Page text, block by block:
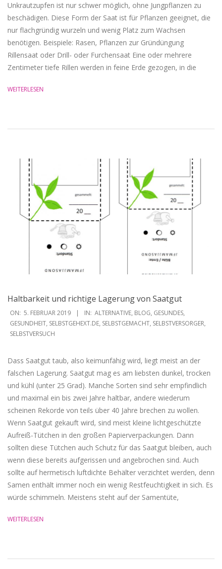
Unkrautzupfen ist nur schwer möglich, ohne Jungpflanzen zu
beschädigen. Diese Form der Saat ist für Pflanzen geeignet, die
nur flachgründig wurzeln und wenig Platz zum Wachsen
benötigen. Beispiele: Rasen, Pflanzen zur Gründüngung
Rillensaat oder Drill- oder Furchensaat Eine oder mehrere
Zentimeter tiefe Rillen werden in feine Erde gezogen, in die
WEITERLESEN
Haltbarkeit und richtige Lagerung von Saatgut
2019-
02-
05
ON: 5. FEBRUAR 2019 IN: ALTERNATIVE, BLOG, GESUNDES,
GESUNDHEIT, SELBSTGEHEXT.DE, SELBSTGEMACHT, SELBSTVERSORGER,
SELBSTVERSUCH
Dass Saatgut taub, also keimunfähig wird, liegt meist an der
falschen Lagerung. Saatgut mag es am liebsten dunkel, trocken
und kühl (unter 25 Grad). Manche Sorten sind sehr empfindlich
und maximal ein bis zwei Jahre haltbar, andere wiederum
scheinen Rekorde von teils über 40 Jahre brechen zu wollen.
Wenn Saatgut gekauft wird, sind meist kleine lichtgeschützte
Aufreiß-Tütchen in den großen Papierverpackungen. Dann
sollten diese Tütchen auch Schutz für das Saatgut bleiben, auch
wenn diese bereits aufgerissen und angebrochen sind. Auch
sollte auf hermetisch luftdichte Behälter verzichtet werden, denn
Samen enthält immer noch ein wenig Restfeuchtigkeit in sich. Es
würde schimmeln. Meistens steht auf der Samentüte,
WEITERLESEN